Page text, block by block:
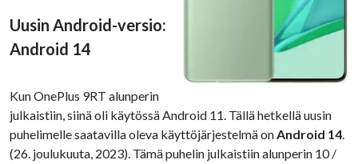
Uusin Android-versio:
Android 14
Kun OnePlus 9RT alunperin
julkaistiin, siinä oli käytössä Android 11. Tällä hetkellä uusin
puhelimelle saatavilla oleva käyttöjärjestelmä onAndroid 14.
(26. joulukuuta, 2023). Tämä puhelin julkaistiin alunperin 10 /